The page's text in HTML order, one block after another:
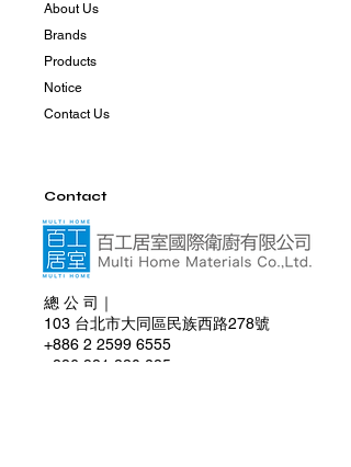
About Us
Brands
Products
Notice
Contact Us
Contact
總 公 司｜
103 台北市大同區民族西路278號
+886 2 2599 6555
+886 981 830 285